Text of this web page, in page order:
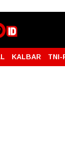
KALBAR TNI-